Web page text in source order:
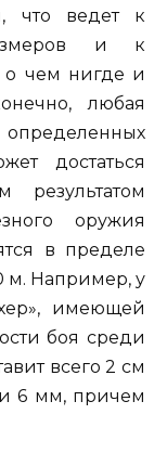
что ведет к
и к
о чем нигде и
любая
достаться
оружия
в пределе
м. Например, у
имеющей
боя среди
всего 2 см
6 мм, причем